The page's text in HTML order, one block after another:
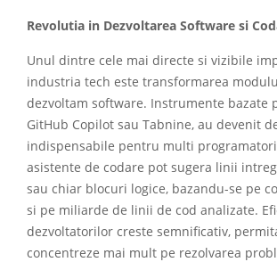
Revolutia in Dezvoltarea Software si
Unul dintre cele mai directe si vizibile
industria tech este transformarea
dezvoltam software. Instrumente bazate
GitHub Copilot sau Tabnine, au devenit
indispensabile pentru multi
asistente de codare pot sugera linii
sau chiar blocuri logice, bazandu-se pe
si pe miliarde de linii de cod analizate.
dezvoltatorilor creste semnificativ,
concentreze mai mult pe rezolvarea